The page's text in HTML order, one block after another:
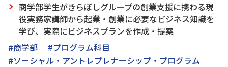
商学部学生がきらぼしグループの創業支援に携わる現
役実務家講師から起業・創業に必要なビジネス知識を
学び、実際にビジネスプランを作成・提案
#商学部
#プログラム科目
#ソーシャル・アントレプレナーシップ・プログラム